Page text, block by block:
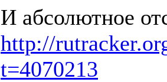
И абсолютное
http://
t=4070213